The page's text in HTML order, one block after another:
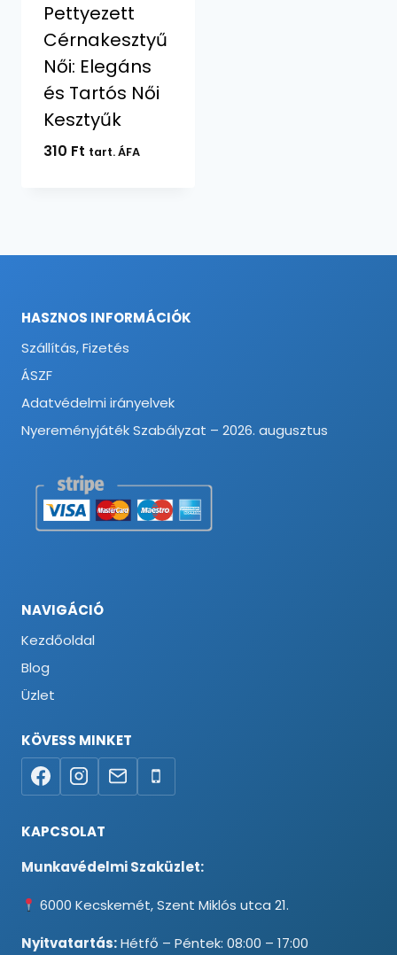
Pettyezett
Cérnakesztyű
Női: Elegáns
és Tartós Női
Kesztyűk
310 Ft tart. ÁFA
HASZNOS INFORMÁCIÓK
Szállítás, Fizetés
ÁSZF
Adatvédelmi irányelvek
Nyereményjáték Szabályzat – 2026. augusztus
NAVIGÁCIÓ
Kezdőoldal
Blog
Üzlet
KÖVESS MINKET
KAPCSOLAT
Munkavédelmi Szaküzlet:
6000 Kecskemét, Szent Miklós utca 21.
Nyitvatartás:Hétfő – Péntek: 08:00 – 17:00